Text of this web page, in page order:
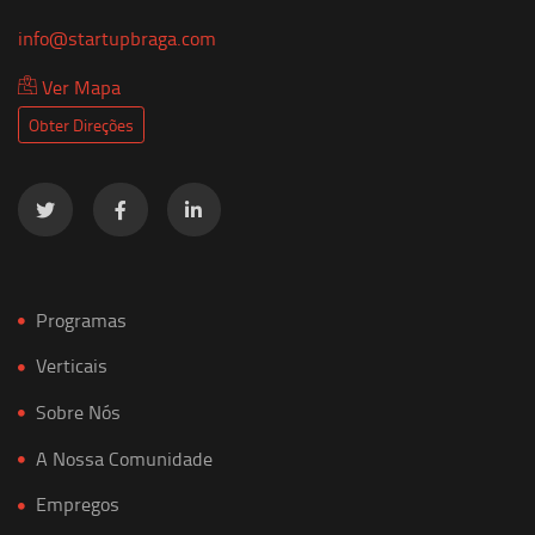
info@startupbraga.com
Ver Mapa
Obter Direções
Programas
Verticais
Sobre Nós
A Nossa Comunidade
Empregos